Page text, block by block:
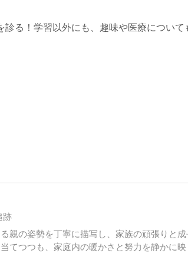
る！学習以外にも、趣味や医療について
跡
親の姿勢を丁寧に描写し、家族の頑張りと
てつつも、家庭内の暖かさと努力を静かに